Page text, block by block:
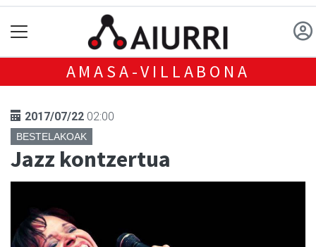
AMASA-VILLABONA
2017/07/22 02:00
BESTELAKOAK
Jazz kontzertua